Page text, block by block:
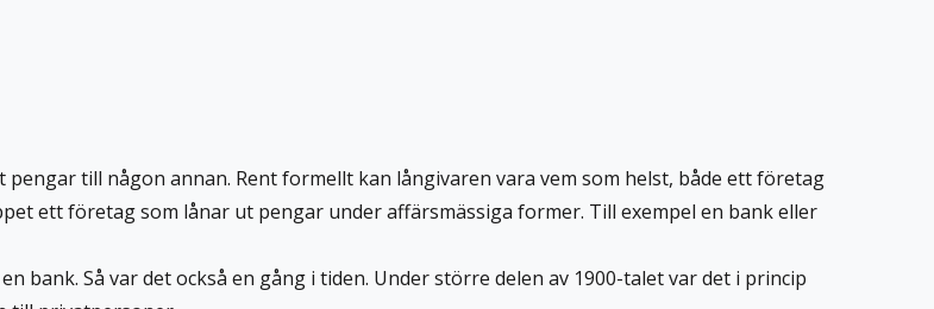
till någon annan. Rent formellt kan långivaren vara vem som helst, både ett företag
ett företag som lånar ut pengar under affärsmässiga former. Till exempel en bank eller
bank. Så var det också en gång i tiden. Under större delen av 1900-talet var det i princip